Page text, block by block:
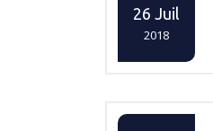
26 Juil
2018